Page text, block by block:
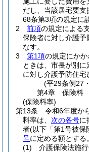
だし、当該居宅要
68条第3項の規定に
2
前項の規定による
保険者に対し介護
なす。
3
第1項の規定にか
ときは、市長が別
に対し介護予防住宅
(平29条例27
第4章
保険料
(保険料率)
第13条
令和6年度か
料率は、 次の各号に
者(以下「第1号被保
号に定める額とする。
(1)
介護保険法施